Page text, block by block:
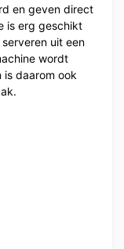
en geven direct
is erg geschikt
uit een
wordt
daarom ook